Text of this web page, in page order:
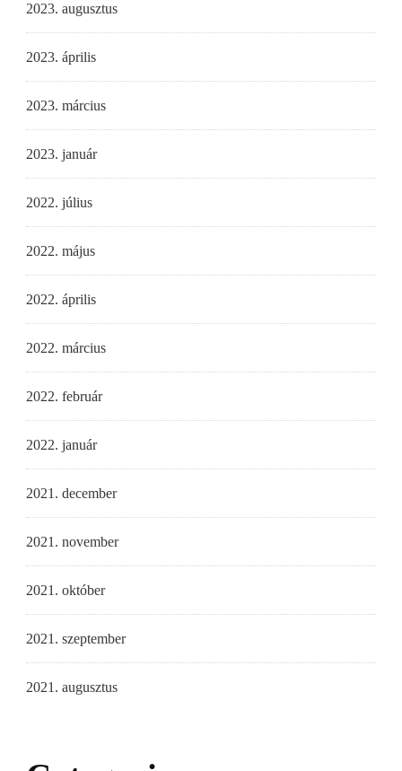
2023. augusztus
2023. április
2023. március
2023. január
2022. július
2022. május
2022. április
2022. március
2022. február
2022. január
2021. december
2021. november
2021. október
2021. szeptember
2021. augusztus